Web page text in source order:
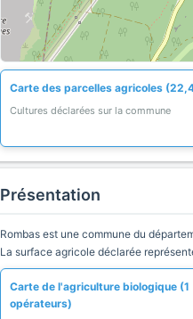
Carte des parcelles agricoles
Cultures déclarées sur la commune
Présentation
Rombas est une commune du
La surface agricole déclarée
Carte de l'agriculture biologique (1
opérateurs)